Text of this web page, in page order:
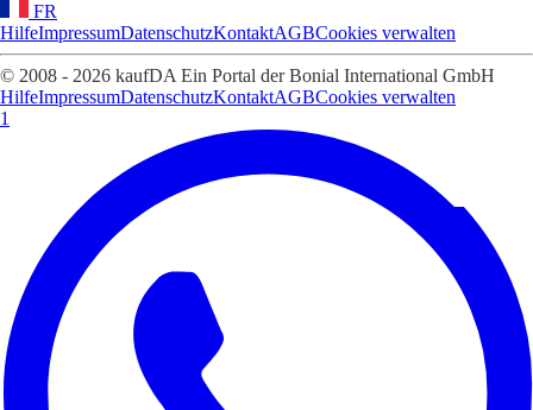
FR
HilfeImpressumDatenschutzKontaktAGBCookies verwalten
© 2008 - 2026 kaufDA Ein Portal der Bonial International GmbH
HilfeImpressumDatenschutzKontaktAGBCookies verwalten
1